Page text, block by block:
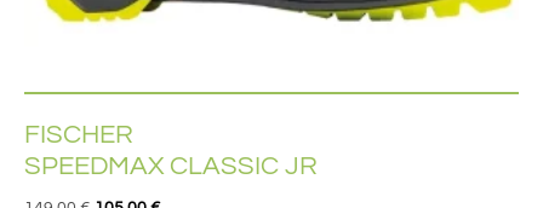
FISCHER
SPEEDMAX CLASSIC JR